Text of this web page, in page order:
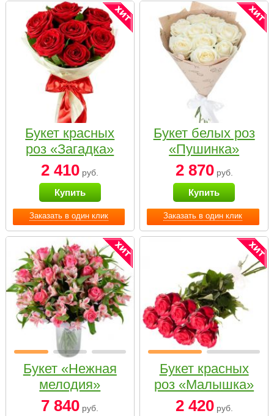
Заказать в один клик
Букет красных
роз «Загадка»
2 410 руб.
Купить
Заказать в один клик
Букет белых роз
«Пушинка»
2 870руб.
Купить
Букет «Нежная
мелодия»
7 840 руб.
Букет красных
роз «Малышка»
2 420руб.